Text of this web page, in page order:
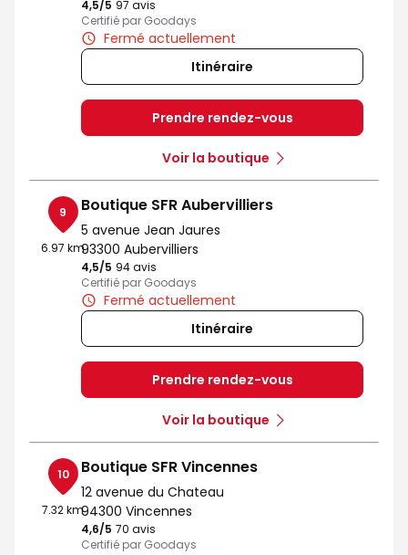
4,5/5 Note de 4.5 sur 5
97 avis
Certifié par Goodays
Fermé actuellement
Itinéraire
Prendre rendez-vous
Voir la boutique
9
6.97 km
Boutique SFR Aubervilliers
5 avenue Jean Jaures
93300 Aubervilliers
4,5/5 Note de 4.5 sur 5
94 avis
Certifié par Goodays
Fermé actuellement
Itinéraire
Prendre rendez-vous
Voir la boutique
10
7.32 km
Boutique SFR Vincennes
12 avenue du Chateau
94300 Vincennes
4,6/5 Note de 4.6 sur 5
70 avis
Certifié par Goodays